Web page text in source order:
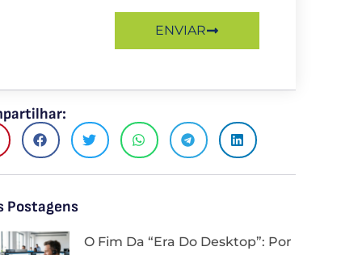
ENVIAR
Postagens
O Fim Da “Era Do Desktop”: Por